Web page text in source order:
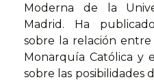
Moderna de la
Madrid. Ha
sobre la relación
Monarquía Católica y
sobre las posibilidades